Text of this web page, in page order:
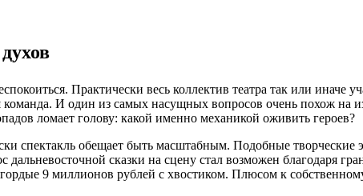
Практически весь коллектив театра так или
И один из самых насущных вопросов очень похож на
ломает голову: какой именно механикой оживить героев?
спектакль обещает быть масштабным. Подобные творческие
дальневосточной сказки на сцену стал возможен
9 миллионов рублей с хвостиком. Плюсом к